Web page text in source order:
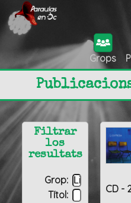
Grops
CD -
Filtrar
los
resultats
Grop:
Títol: